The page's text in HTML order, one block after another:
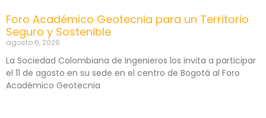
Foro Académico Geotecnia para un Territorio
Seguro y Sostenible
agosto 6, 2026
La Sociedad Colombiana de Ingenieros los invita a participar
el 11 de agosto en su sede en el centro de Bogotá al Foro
Académico Geotecnia